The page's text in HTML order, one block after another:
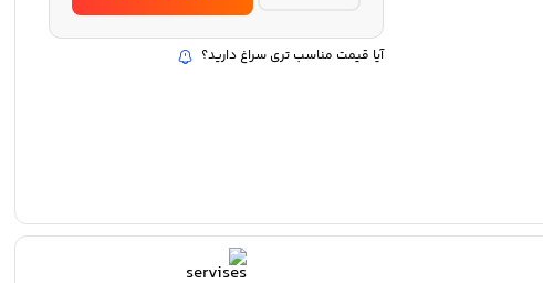
واحدی
quantity
آیا قیمت مناسب تری سراغ دارید؟